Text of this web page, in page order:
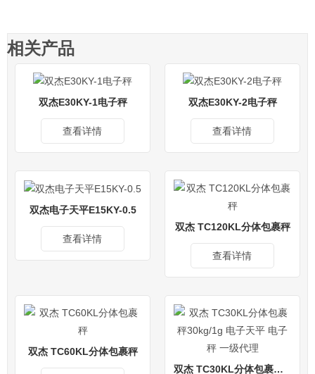
相关产品
双杰E30KY-1电子秤
查看详情
双杰E30KY-2电子秤
查看详情
双杰电子天平E15KY-0.5
查看详情
双杰 TC120KL分体包裹秤
查看详情
双杰 TC60KL分体包裹秤
双杰 TC30KL分体包裹秤30kg/1g 电子天平 电子秤 一级代理